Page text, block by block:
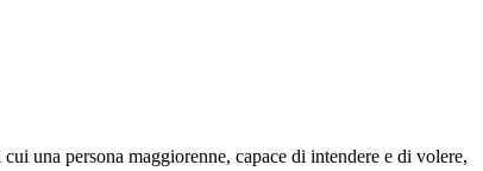
una persona maggiorenne, capace di intendere e di volere,